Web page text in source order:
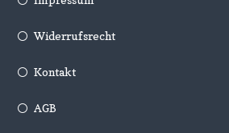
Widerrufsrecht
Kontakt
AGB